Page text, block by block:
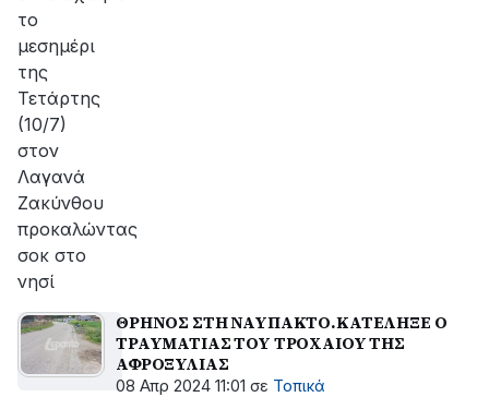
το
μεσημέρι
της
Τετάρτης
(10/7)
στον
Λαγανά
Ζακύνθου
προκαλώντας
σοκ στο
νησί
ΘΡΗΝΟΣ ΣΤΗ ΝΑΥΠΑΚΤΟ.ΚΑΤΕΛΗΞΕ Ο
ΤΡΑΥΜΑΤΙΑΣ ΤΟΥ ΤΡΟΧΑΙΟΥ ΤΗΣ
ΑΦΡΟΞΥΛΙΑΣ
08 Απρ 2024 11:01 σε Τοπικά